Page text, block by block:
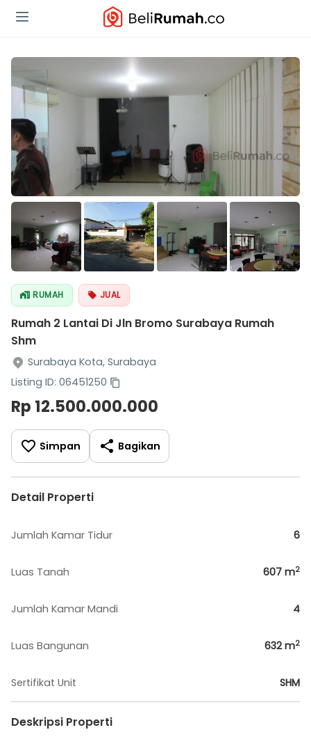
RUMAH JUAL
Rumah 2 Lantai Di Jln Bromo Surabaya Rumah
Shm
Surabaya Kota, Surabaya
Listing ID: 06451250
Rp 12.500.000.000
Simpan Bagikan
Detail Properti
Jumlah Kamar Tidur 6
Luas Tanah 607 m2
Jumlah Kamar Mandi 4
Luas Bangunan 632m2
Sertifikat Unit SHM
Deskripsi Properti